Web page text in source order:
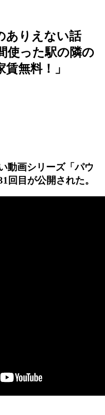
ありえない話
使った駅の隣の
無料！」
動画シリーズ「パウ
回目が公開された。